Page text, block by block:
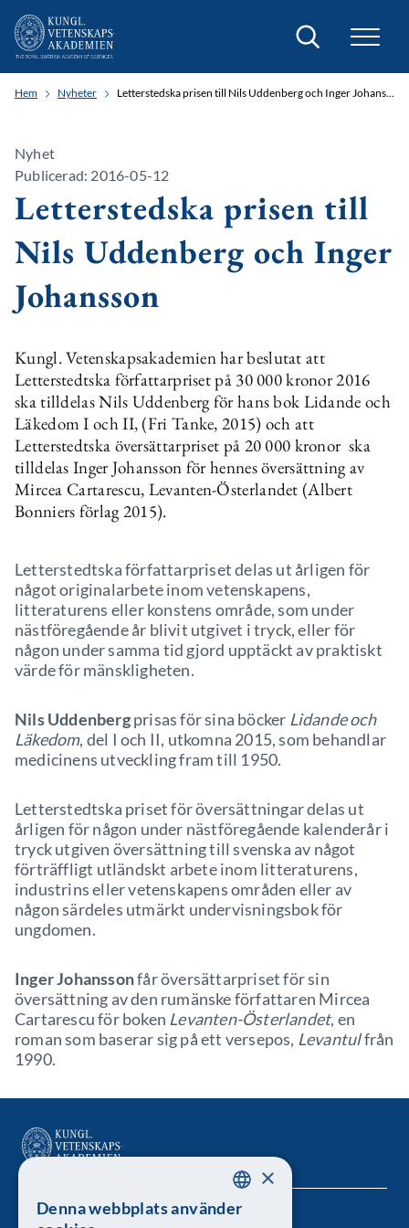
Sök
Hem Nyheter Letterstedska prisen till Nils Uddenberg och Inger Johansson
Nyhet
Publicerad: 2016-05-12
Letterstedska prisen till
Nils Uddenberg och Inger
Johansson
Kungl. Vetenskapsakademien har beslutat att
Letterstedtska författarpriset på 30 000 kronor 2016
ska tilldelas Nils Uddenberg för hans bok Lidande och
Läkedom I och II, (Fri Tanke, 2015) och att
Letterstedtska översättarpriset på 20 000 kronor ska
tilldelas Inger Johansson för hennes översättning av
Mircea Cartarescu, Levanten-Österlandet (Albert
Bonniers förlag 2015).
Letterstedtska författarpriset delas ut årligen för
något originalarbete inom vetenskapens,
litteraturens eller konstens område, som under
nästföregående år blivit utgivet i tryck, eller för
någon under samma tid gjord upptäckt av praktiskt
värde för mänskligheten.
Nils Uddenbergprisas för sina böcker Lidande och
Läkedom, del I och II, utkomna 2015, som behandlar
medicinens utveckling fram till 1950.
Letterstedtska priset för översättningar delas ut
årligen för någon under nästföregående kalenderår i
tryck utgiven översättning till svenska av något
förträffligt utländskt arbete inom litteraturens,
industrins eller vetenskapens områden eller av
någon särdeles utmärkt undervisningsbok för
ungdomen.
Inger Johanssonfår översättarpriset för sin
översättning av den rumänske författaren Mircea
Cartarescu för boken Levanten-Österlandet, en
roman som baserar sig på ett versepos, Levantulfrån
1990.
Kungl. Vetenskapsakademien SWEDISH
×
Denna webbplats använder